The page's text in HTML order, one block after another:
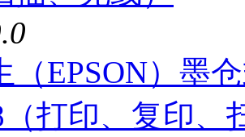
（EPSON）墨
（打印、复印、